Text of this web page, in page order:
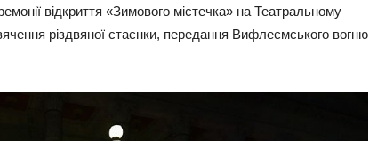
відкриття «Зимового містечка» на Театральному
різдвяної стаєнки, передання Вифлеємського вогню